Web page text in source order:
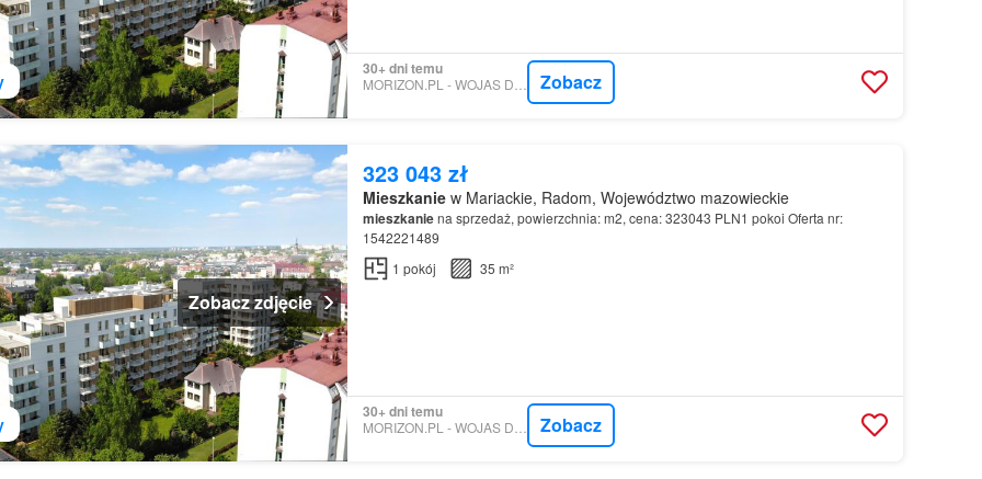
30+ dni temu
Zobacz
Zobacz zdjęcie
323 043 zł
Mieszkaniew Mariackie, Radom, Województwo mazowieckie
mieszkaniena sprzedaż, powierzchnia: m2, cena: 323043 PLN1 pokoi Oferta nr:
1542221489
1 pokój 35 m²
30+ dni temu
Zobacz